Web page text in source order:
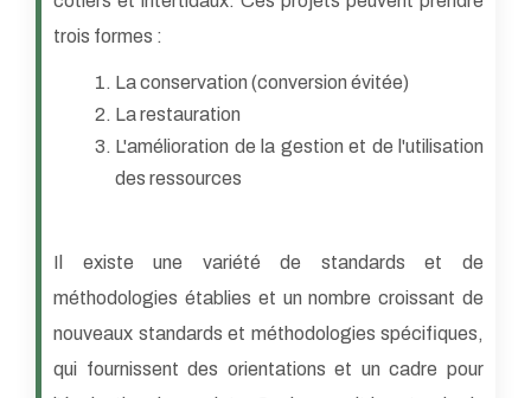
trois formes :
La conservation (conversion évitée)
La restauration
L'amélioration de la gestion et de l'utilisation
des ressources
Il existe une variété de standards et de
méthodologies établies et un nombre croissant de
nouveaux standards et méthodologies spécifiques,
qui fournissent des orientations et un cadre pour